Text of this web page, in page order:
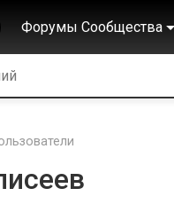
Форумы Сообщества